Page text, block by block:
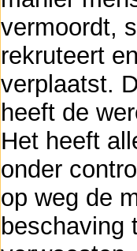
vermoordt,
rekruteert
verplaatst.
heeft de
Het heeft
onder
op weg de
beschaving